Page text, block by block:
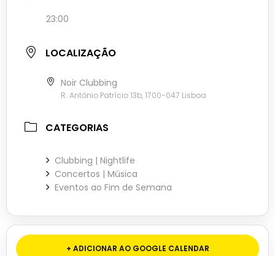
23:00
LOCALIZAÇÃO
Noir Clubbing
R. António Patrício 13b, 1700-047 Lisboa
CATEGORIAS
Clubbing | Nightlife
Concertos | Música
Eventos ao Fim de Semana
+ ADICIONAR AO GOOGLE CALENDAR